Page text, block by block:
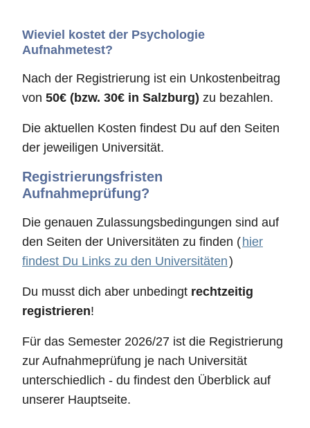
Wieviel kostet der Psychologie
Aufnahmetest?
Nach der Registrierung ist ein Unkostenbeitrag
von 50€ (bzw. 30€ in Salzburg) zu bezahlen.
Die aktuellen Kosten findest Du auf den Seiten
der jeweiligen Universität.
Registrierungsfristen
Aufnahmeprüfung?
Die genauen Zulassungsbedingungen sind auf
den Seiten der Universitäten zu finden ( hier
findest Du Links zu den Universitäten)
Du musst dich aber unbedingt rechtzeitig
registrieren!
Für das Semester 2026/27 ist die Registrierung
zur Aufnahmeprüfung je nach Universität
unterschiedlich - du findest den Überblick auf
unserer Hauptseite.